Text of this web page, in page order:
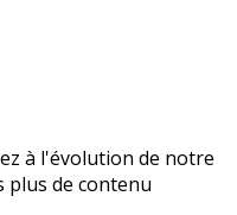
à l'évolution de notre
de contenu